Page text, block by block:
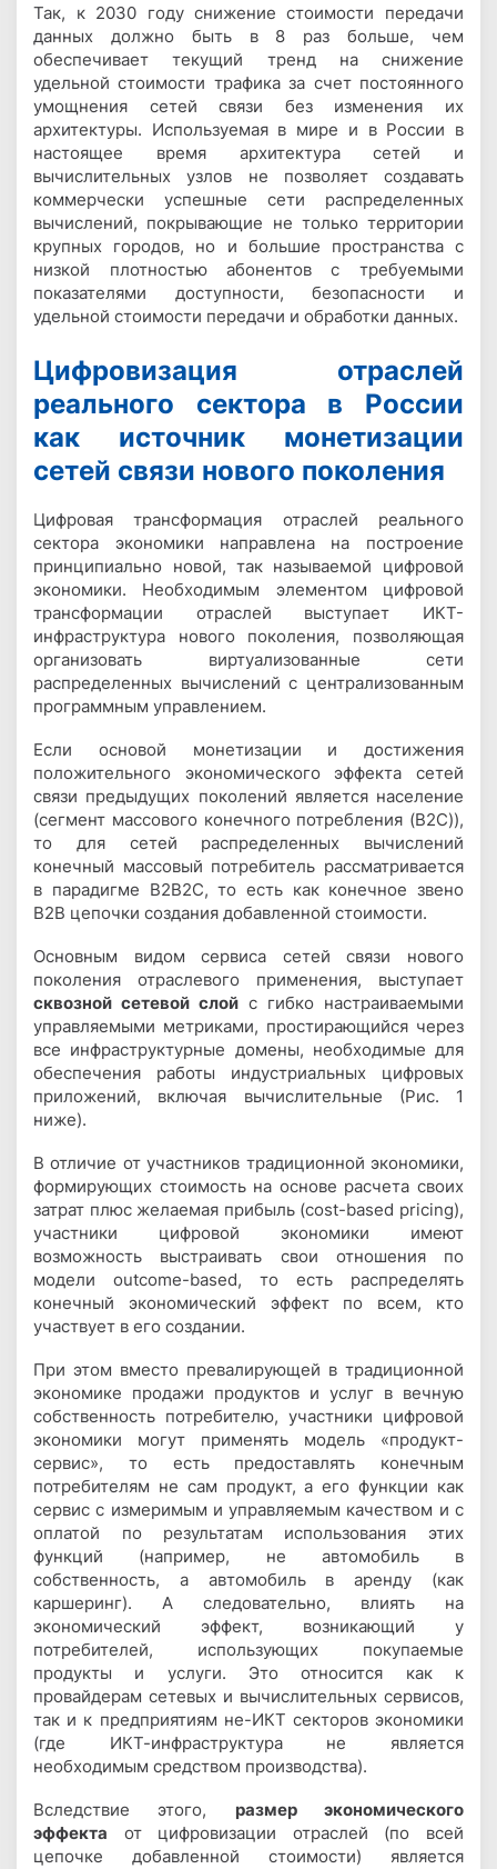
Так, к 2030 году снижение стоимости передачи
данных должно быть в 8 раз больше, чем
обеспечивает текущий тренд на снижение
удельной стоимости трафика за счет постоянного
умощнения сетей связи без изменения их
архитектуры. Используемая в мире и в России в
настоящее время архитектура сетей и
вычислительных узлов не позволяет создавать
коммерчески успешные сети распределенных
вычислений, покрывающие не только территории
крупных городов, но и большие пространства с
низкой плотностью абонентов с требуемыми
показателями доступности, безопасности и
удельной стоимости передачи и обработки данных.
Цифровизация отраслей
реального сектора в России
как источник монетизации
сетей связи нового поколения
Цифровая трансформация отраслей реального
сектора экономики направлена на построение
принципиально новой, так называемой цифровой
экономики. Необходимым элементом цифровой
трансформации отраслей выступает ИКТ-
инфраструктура нового поколения, позволяющая
организовать виртуализованные сети
распределенных вычислений с централизованным
программным управлением.
Если основой монетизации и достижения
положительного экономического эффекта сетей
связи предыдущих поколений является население
(сегмент массового конечного потребления (B2C)),
то для сетей распределенных вычислений
конечный массовый потребитель рассматривается
в парадигме B2B2C, то есть как конечное звено
B2B цепочки создания добавленной стоимости.
Основным видом сервиса сетей связи нового
поколения отраслевого применения, выступает
сквозной сетевой слой с гибко настраиваемыми
управляемыми метриками, простирающийся через
все инфраструктурные домены, необходимые для
обеспечения работы индустриальных цифровых
приложений, включая вычислительные (Рис. 1
ниже).
В отличие от участников традиционной экономики,
формирующих стоимость на основе расчета своих
затрат плюс желаемая прибыль (cost-based pricing),
участники цифровой экономики имеют
возможность выстраивать свои отношения по
модели outcome-based, то есть распределять
конечный экономический эффект по всем, кто
участвует в его создании.
При этом вместо превалирующей в традиционной
экономике продажи продуктов и услуг в вечную
собственность потребителю, участники цифровой
экономики могут применять модель «продукт-
сервис», то есть предоставлять конечным
потребителям не сам продукт, а его функции как
сервис с измеримым и управляемым качеством и с
оплатой по результатам использования этих
функций (например, не автомобиль в
собственность, а автомобиль в аренду (как
каршеринг). А следовательно, влиять на
экономический эффект, возникающий у
потребителей, использующих покупаемые
продукты и услуги. Это относится как к
провайдерам сетевых и вычислительных сервисов,
так и к предприятиям не-ИКТ секторов экономики
(где ИКТ-инфраструктура не является
необходимым средством производства).
Вследствие этого, размер экономического
эффекта от цифровизации отраслей (по всей
цепочке добавленной стоимости) является